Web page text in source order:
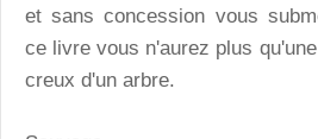
et sans concession vous
ce livre vous n'aurez plus
creux d'un arbre.